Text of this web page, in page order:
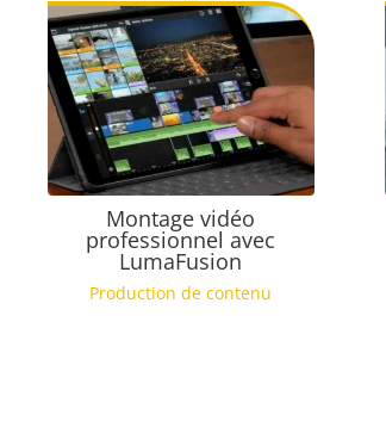
Montage vidéo
professionnel avec
LumaFusion
Production de contenu